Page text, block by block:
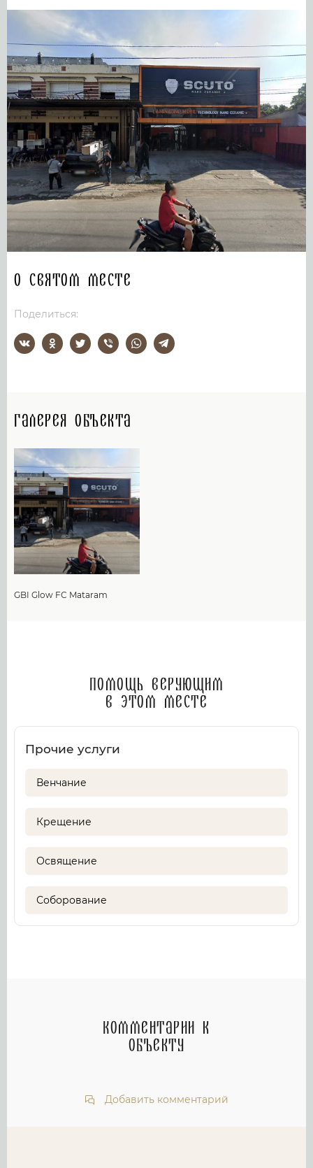
О святом месте
Поделиться:
Галерея объекта
GBI Glow FC Mataram
Помощь верующим
в этом месте
Прочие услуги
Венчание
Крещение
Освящение
Соборование
Комментарии к
объекту
Добавить комментарий